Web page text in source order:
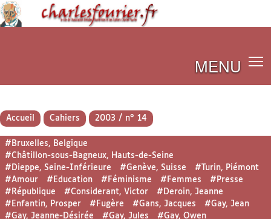
MENU
Accueil Cahiers 2003 / n° 14
#Bruxelles, Belgique
#Châtillon-sous-Bagneux, Hauts-de-Seine
#Dieppe, Seine-Inférieure
#Genève, Suisse
#Turin, Piémont
#Amour
#Education #Féminisme #Femmes
#Presse
#République
#Considerant, Victor
#Deroin, Jeanne
#Enfantin, Prosper
#Fugère #Gans, Jacques
#Gay, Jean
#Gay, Jeanne-Désirée
#Gay, Jules
#Gay, Owen